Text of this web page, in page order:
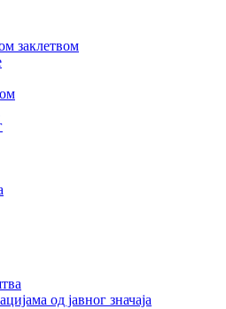
заклетвом
од јавног значаја